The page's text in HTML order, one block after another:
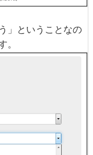
」ということなの
。